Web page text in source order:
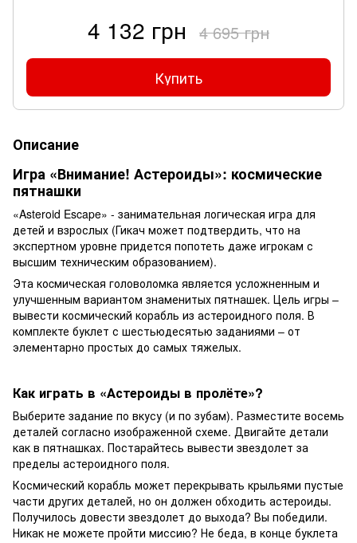
4 132 грн 4 695 грн
Купить
Описание
Игра «Внимание! Астероиды»: космические
пятнашки
«Asteroid Escape» - занимательная логическая игра для
детей и взрослых (Гикач может подтвердить, что на
экспертном уровне придется попотеть даже игрокам с
высшим техническим образованием).
Эта коcмическая головоломка является усложненным и
улучшенным вариантом знаменитых пятнашек. Цель игры –
вывести космический корабль из астероидного поля. В
комплекте буклет с шестьюдесятью заданиями – от
элементарно простых до самых тяжелых.
Как играть в «Астероиды в пролёте»?
Выберите задание по вкусу (и по зубам). Разместите восемь
деталей согласно изображенной схеме. Двигайте детали
как в пятнашках. Постарайтесь вывести звездолет за
пределы астероидного поля.
Космический корабль может перекрывать крыльями пустые
части других деталей, но он должен обходить астероиды.
Получилось довести звездолет до выхода? Вы победили.
Никак не можете пройти миссию? Не беда, в конце буклета